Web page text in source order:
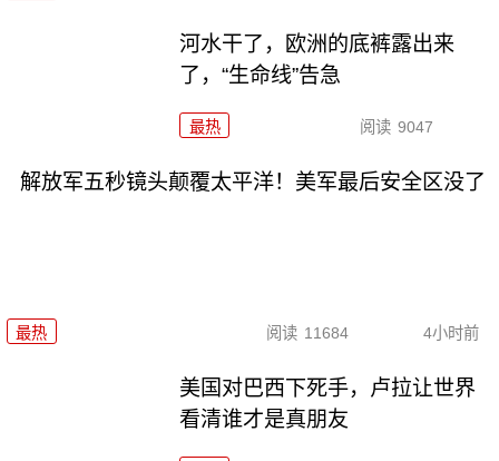
河水干了，欧洲的底裤露出来
了，“生命线”告急
最热 阅读 9047
解放军五秒镜头颠覆太平洋！美军最后安全区没了
最热 阅读 11684 4小时前
美国对巴西下死手，卢拉让世界
看清谁才是真朋友